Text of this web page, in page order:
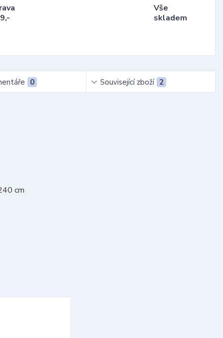
Vše
skladem
0 Související zboží 2
cm